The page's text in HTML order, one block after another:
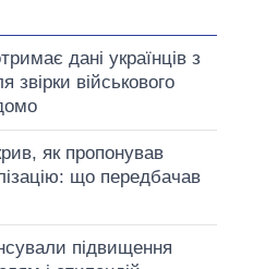
дані українців з
звірки військового
як пропонував
що передбачав
підвищення